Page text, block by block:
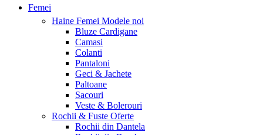
Femei
Haine Femei Modele noi
Bluze Cardigane
Camasi
Colanti
Pantaloni
Geci & Jachete
Paltoane
Sacouri
Veste & Bolerouri
Rochii & Fuste Oferte
Rochii din Dantela